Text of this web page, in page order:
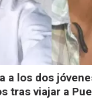
a los dos
tras viajar a